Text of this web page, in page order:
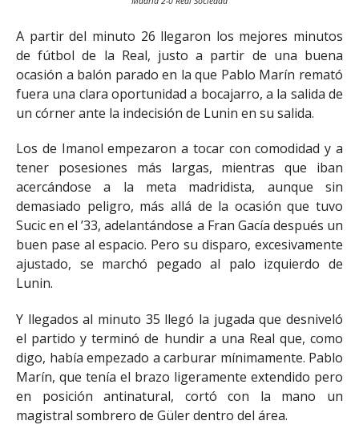
A partir del minuto 26 llegaron los mejores minutos
de fútbol de la Real, justo a partir de una buena
ocasión a balón parado en la que Pablo Marín remató
fuera una clara oportunidad a bocajarro, a la salida de
un córner ante la indecisión de Lunin en su salida.
Los de Imanol empezaron a tocar con comodidad y a
tener posesiones más largas, mientras que iban
acercándose a la meta madridista, aunque sin
demasiado peligro, más allá de la ocasión que tuvo
Sucic en el ’33, adelantándose a Fran Gacía después un
buen pase al espacio. Pero su disparo, excesivamente
ajustado, se marchó pegado al palo izquierdo de
Lunin.
Y llegados al minuto 35 llegó la jugada que desniveló
el partido y terminó de hundir a una Real que, como
digo, había empezado a carburar mínimamente. Pablo
Marín, que tenía el brazo ligeramente extendido pero
en posición antinatural, cortó con la mano un
magistral sombrero de Güler dentro del área.